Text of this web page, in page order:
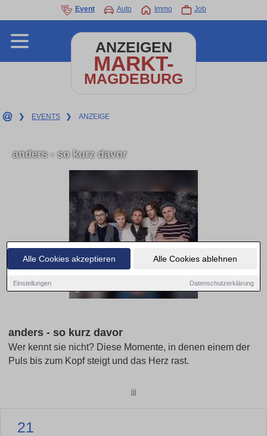
Alle Cookies akzeptieren Alle Cookies ablehnen
Einstellungen Datenschutzerklärung
Event Auto Immo Job
ANZEIGEN
MARKT-
MAGDEBURG
❯ EVENTS ❯ ANZEIGE
anders - so kurz davor
anders - so kurz davor
Wer kennt sie nicht? Diese Momente, in denen einem der
Puls bis zum Kopf steigt und das Herz rast.
jjj
21